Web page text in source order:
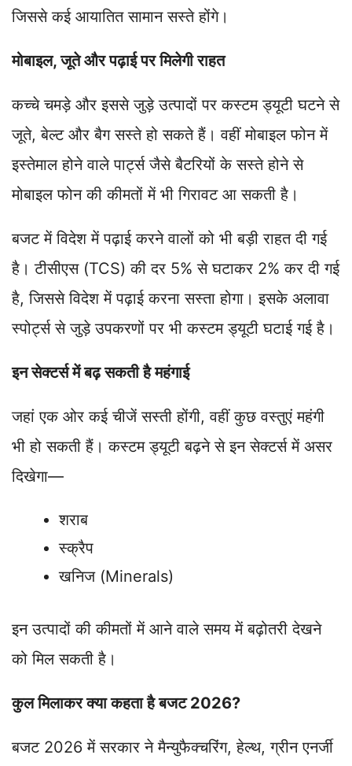
जिससे कई आयातित सामान सस्ते होंगे।
मोबाइल, जूते और पढ़ाई पर मिलेगी राहत
कच्चे चमड़े और इससे जुड़े उत्पादों पर कस्टम ड्यूटी घटने से
जूते, बेल्ट और बैग सस्ते हो सकते हैं। वहीं मोबाइल फोन में
इस्तेमाल होने वाले पार्ट्स जैसे बैटरियों के सस्ते होने से
मोबाइल फोन की कीमतों में भी गिरावट आ सकती है।
बजट में विदेश में पढ़ाई करने वालों को भी बड़ी राहत दी गई
है। टीसीएस (TCS) की दर 5% से घटाकर 2% कर दी गई
है, जिससे विदेश में पढ़ाई करना सस्ता होगा। इसके अलावा
स्पोर्ट्स से जुड़े उपकरणों पर भी कस्टम ड्यूटी घटाई गई है।
इन सेक्टर्स में बढ़ सकती है महंगाई
जहां एक ओर कई चीजें सस्ती होंगी, वहीं कुछ वस्तुएं महंगी
भी हो सकती हैं। कस्टम ड्यूटी बढ़ने से इन सेक्टर्स में असर
दिखेगा—
शराब
स्क्रैप
खनिज (Minerals)
इन उत्पादों की कीमतों में आने वाले समय में बढ़ोतरी देखने
को मिल सकती है।
कुल मिलाकर क्या कहता है बजट 2026?
बजट 2026 में सरकार ने मैन्युफैक्चरिंग, हेल्थ, ग्रीन एनर्जी